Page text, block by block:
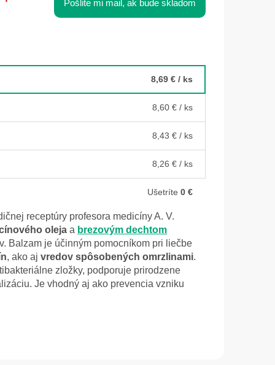
Pošlite mi mail, ak bude skladom
8,69 € / ks
8,60 € / ks
8,43 € / ks
8,26 € / ks
Ušetríte 0 €
receptúry profesora medicíny A. V.
oleja a brezovým dechtom
Balzam je účinným pomocníkom pri liečbe
, ako aj vredov spôsobených omrzlinami.
zložky, podporuje prirodzene
Je vhodný aj ako prevencia vzniku